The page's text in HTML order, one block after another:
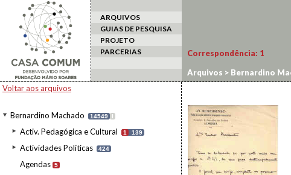
ARQUIVOS
GUIAS DE PESQUISA
PROJETO
PARCERIAS
Voltar aos arquivos
Bernardino Machado 14549 I
Activ. Pedagógica e Cultural 1 139
Actividades Políticas 424
Agendas 5
Correspondência: 1
Arquivos > Bernardino